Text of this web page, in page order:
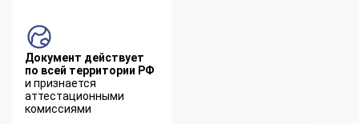
Документ действует
по всей территории РФ
и признается
аттестационными
комиссиями